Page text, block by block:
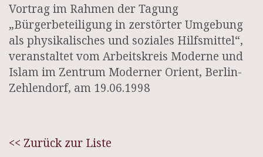
Vortrag im Rahmen der Tagung
„Bürgerbeteiligung in zerstörter Umgebung
als physikalisches und soziales Hilfsmittel“,
veranstaltet vom Arbeitskreis Moderne und
Islam im Zentrum Moderner Orient, Berlin-
Zehlendorf, am 19.06.1998
<< Zurück zur Liste